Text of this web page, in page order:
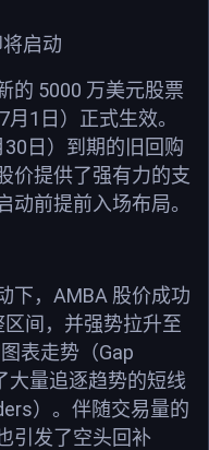
启动
的 5000 万美元股票
7月 1 日）正式生效。
30 日）到期的旧回购
价提供了强有力的支
前提前入场布局。
下， AMBA 股价成功
间，并强势拉升至
表走势（Gap
大量追逐趋势的短线
）。伴随交易量的
引发了空头回补